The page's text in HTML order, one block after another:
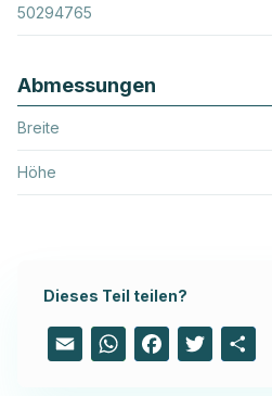
50294765
Abmessungen
Breite
Höhe
Dieses Teil teilen?
Email WhatsAppFacebook
Twitter